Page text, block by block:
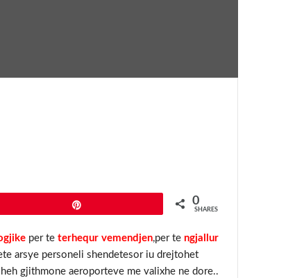
0
SHARES
per te terhequr vemendjen,per te ngjallur
arsye personeli shendetesor iu drejtohet
gjithmone aeroporteve me valixhe ne dore..